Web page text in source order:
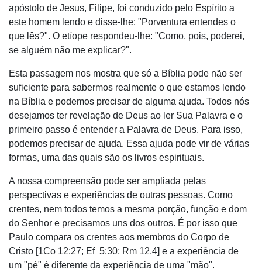
apóstolo de Jesus, Filipe, foi conduzido pelo Espírito a
este homem lendo e disse-lhe: "Porventura entendes o
que lês?". O etíope respondeu-lhe: "Como, pois, poderei,
se alguém não me explicar?".
Esta passagem nos mostra que só a Bíblia pode não ser
suficiente para sabermos realmente o que estamos lendo
na Bíblia e podemos precisar de alguma ajuda. Todos nós
desejamos ter revelação de Deus ao ler Sua Palavra e o
primeiro passo é entender a Palavra de Deus. Para isso,
podemos precisar de ajuda. Essa ajuda pode vir de várias
formas, uma das quais são os livros espirituais.
A nossa compreensão pode ser ampliada pelas
perspectivas e experiências de outras pessoas. Como
crentes, nem todos temos a mesma porção, função e dom
do Senhor e precisamos uns dos outros. É por isso que
Paulo compara os crentes aos membros do Corpo de
Cristo [1Co 12:27; Ef 5:30; Rm 12,4] e a experiência de
um "pé" é diferente da experiência de uma "mão".